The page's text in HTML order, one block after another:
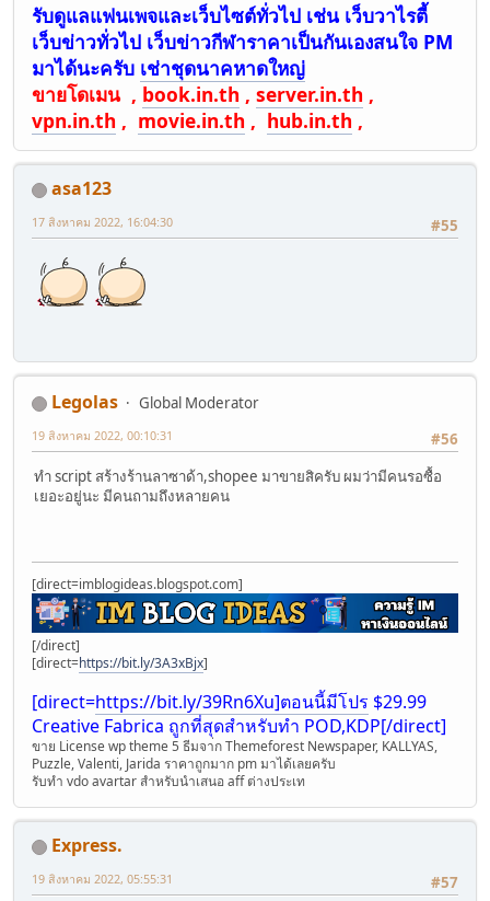
รับดูแลแฟนเพจและเว็บไซต์ทั่วไป เช่น เว็บวาไรตี้
เว็บข่าวทั่วไป เว็บข่าวกีฬาราคาเป็นกันเองสนใจ PM
มาได้นะครับ เช่าชุดนาคหาดใหญ่
ขายโดเมน , book.in.th , server.in.th ,
vpn.in.th , movie.in.th , hub.in.th ,
asa123
#55
17 สิงหาคม 2022, 16:04:30
Legolas
Global Moderator
#56
19 สิงหาคม 2022, 00:10:31
ทำ script สร้างร้านลาซาด้า,shopee มาขายสิครับ ผมว่ามีคนรอซื้อ
เยอะอยู่นะ มีคนถามถึงหลายคน
[direct=imblogideas.blogspot.com]
[/direct]
[direct=https://bit.ly/3A3xBjx]
[direct=https://bit.ly/39Rn6Xu]ตอนนี้มีโปร $29.99
Creative Fabrica ถูกที่สุดสำหรับทำ POD,KDP[/direct]
ขาย License wp theme 5 ธีมจา่ก Themeforest Newspaper, KALLYAS,
Puzzle, Valenti, Jarida ราคาถูกมาก pm มาได้เลยครับ
รับทำ vdo avartar สำหรับนำเสนอ aff ต่างประเท
Express.
#57
19 สิงหาคม 2022, 05:55:31